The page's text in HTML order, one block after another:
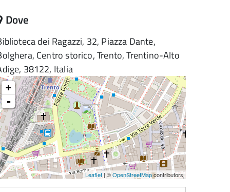
Dove
dei Ragazzi, 32, Piazza Dante,
Centro storico, Trento, Trentino-Alto
38122, Italia
+
-
Leaflet | ©OpenStreetMapcontributors